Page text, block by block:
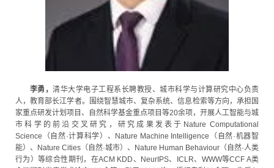
李勇，清华大学电子工程系长聘教授、城市科学与计算研究中心负责
人，教育部长江学者。围绕智慧城市、复杂系统、信息检索等方向，承担国
家重点研发计划项目、自然科学基金重点项目等20余项，开展人工智能与城
市科学的前沿交叉研究，研究成果发表于Nature Computational
Science（自然·计算科学）、Nature Machine Intelligence（自然·机器智
能）、Nature Cities（自然·城市）、Nature Human Behaviour（自然·人类
行为）等综合性期刊，在ACM KDD、NeurIPS、ICLR、WWW等CCF A类